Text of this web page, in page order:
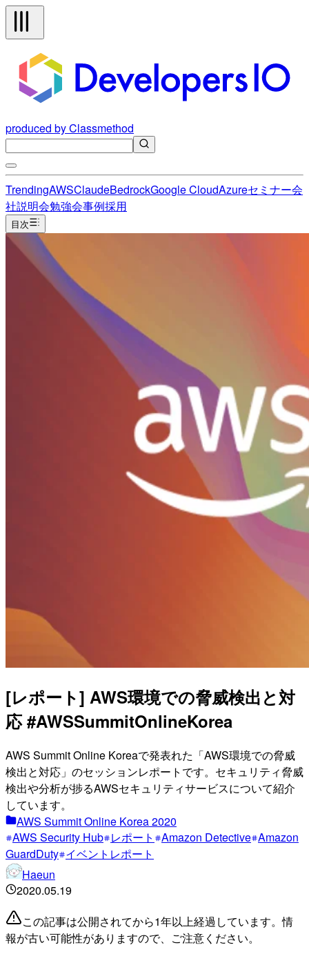
produced by Classmethod
TrendingAWSClaudeBedrockGoogle CloudAzureセミナー会
社説明会勉強会事例採用
目次
[レポート] AWS環境での脅威検出と対
応 #AWSSummitOnlineKorea
AWS Summit Online Koreaで発表れた「AWS環境での脅威
検出と対応」のセッションレポートです。セキュリティ脅威
検出や分析が捗るAWSセキュリティサービスについて紹介
しています。
AWS Summit Online Korea 2020
AWS Security Hub レポート Amazon Detective Amazon
GuardDuty イベントレポート
Haeun
2020.05.19
この記事は公開されてから1年以上経過しています。情
報が古い可能性がありますので、ご注意ください。